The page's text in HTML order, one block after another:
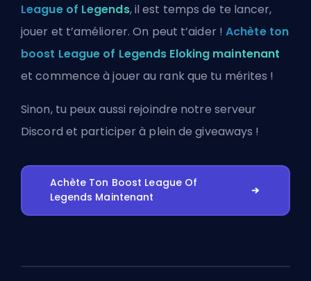
League of Legends, il est temps de te lancer,
jouer et t’améliorer. On peut t’aider !Achète ton
boost League of Legends Eloking maintenant
et commence à jouer au rank que tu mérites !
Sinon, tu peux aussi rejoindre notre serveur
Discord et participer à plein de giveaways !
Achète Ton Boost League Of
Legends Maintenant